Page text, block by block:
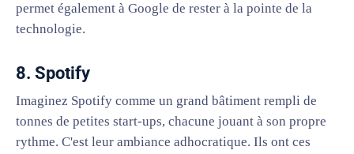
permet également à Google de rester à la pointe de la
technologie.
8. Spotify
Imaginez Spotify comme un grand bâtiment rempli de
tonnes de petites start-ups, chacune jouant à son propre
rythme. C'est leur ambiance adhocratique. Ils ont ces